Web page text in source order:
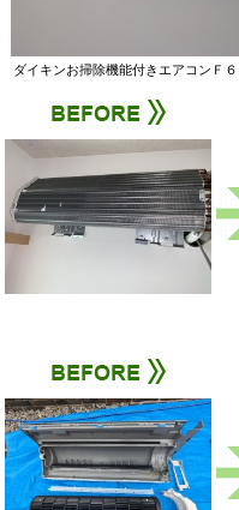
ダイキンお掃除機能付きエアコンＦ